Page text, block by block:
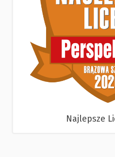
Najlepsze